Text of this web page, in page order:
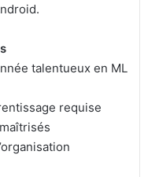
talentueux en ML
requise